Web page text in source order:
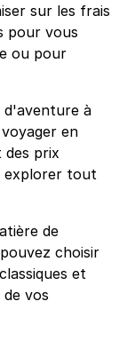
sur les frais
pour vous
ou pour
d'aventure à
en
des prix
explorer tout
de
choisir
et
vos